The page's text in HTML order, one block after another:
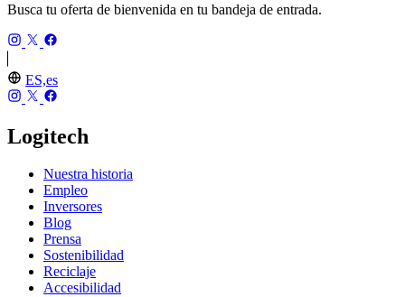
Busca tu oferta de bienvenida en tu bandeja de entrada.
ES,es
Logitech
Nuestra historia
Empleo
Inversores
Blog
Prensa
Sostenibilidad
Reciclaje
Accesibilidad